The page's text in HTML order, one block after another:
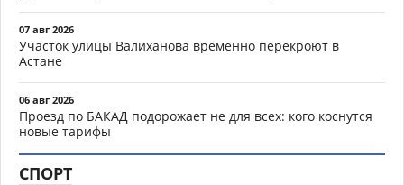
07 авг 2026
Участок улицы Валиханова временно перекроют в
Астане
06 авг 2026
Проезд по БАКАД подорожает не для всех: кого коснутся
новые тарифы
СПОРТ